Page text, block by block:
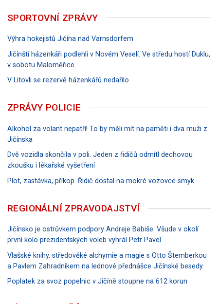
SPORTOVNÍ ZPRÁVY
Výhra hokejistů Jičína nad Varnsdorfem
Jičínští házenkáři podlehli v Novém Veselí. Ve středu hostí Duklu,
v sobotu Maloměřice
V Litovli se rezervě házenkářů nedařilo
ZPRÁVY POLICIE
Alkohol za volant nepatří! To by měli mít na paměti i dva muži z
Jičínska
Dvě vozidla skončila v poli. Jeden z řidičů odmítl dechovou
zkoušku i lékařské vyšetření
Plot, zastávka, příkop. Řidič dostal na mokré vozovce smyk
REGIONÁLNÍ ZPRAVODAJSTVÍ
Jičínsko je ostrůvkem podpory Andreje Babiše. Všude v okolí
první kolo prezidentských voleb vyhrál Petr Pavel
Vlašské knihy, středověké alchymie a magie s Otto Štemberkou
a Pavlem Zahradníkem na lednové přednášce Jičínské besedy
Poplatek za svoz popelnic v Jičíně stoupne na 612 korun